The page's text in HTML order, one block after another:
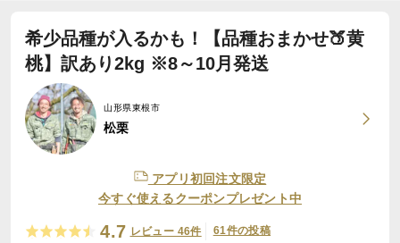
希少品種が入るかも！【品種おまかせ🍑黄
桃】訳あり2kg ※8～10月発送
山形県東根市
松栗
アプリ初回注文限定
今すぐ使えるクーポンプレゼント中
4.7 レビュー 46件 61件の投稿